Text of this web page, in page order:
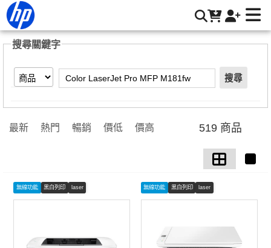
【Color LaserJet Pro MFP M181fw】搜尋結果 | HP® 惠普台
搜尋關鍵字
搜尋
最新 熱門 暢銷 價低 價高 519 商品
無線功能 黑白列印 laser 無線功能 黑白列印 laser